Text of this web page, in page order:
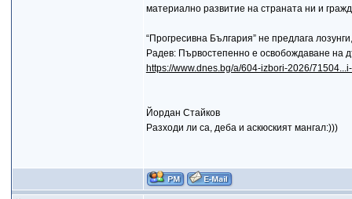
материално развитие на страната ни и
“Прогресивна България” не предлага
Радев: Първостепенно е освобождаване на
https://www.dnes.bg/a/604-izbori-2026/
Йордан Стайков
Разходи ли са, деба и аскюският мангал:)))